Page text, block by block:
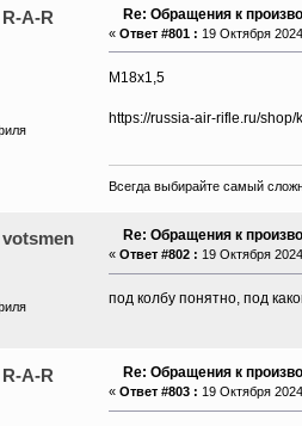
R-A-R Re: Обращения к
« Ответ #801 : 19 Октября
М18х1,5
https://russia-air-rifle.ru/shop/
Всегда выбирайте самый
votsmen Re: Обращения к
« Ответ #802 : 19 Октября
под колбу понятно, под
R-A-R Re: Обращения к
« Ответ #803 : 19 Октября